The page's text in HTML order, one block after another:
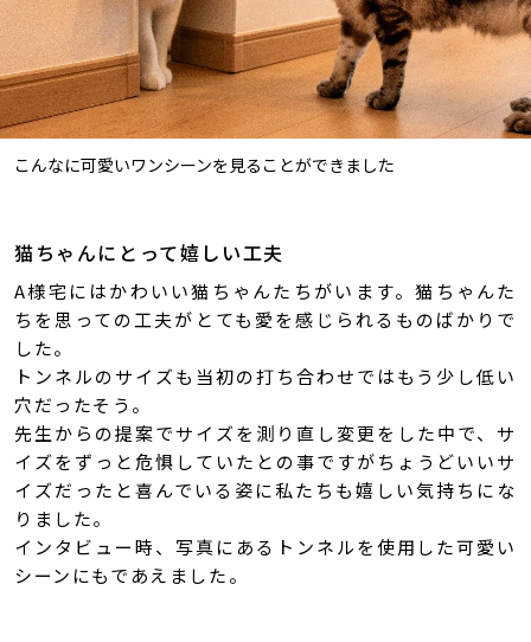
こんなに可愛いワンシーンを見ることができました
猫ちゃんにとって嬉しい工夫
A様宅にはかわいい猫ちゃんたちがいます。猫ちゃんた
ちを思っての工夫がとても愛を感じられるものばかりで
した。
トンネルのサイズも当初の打ち合わせではもう少し低い
穴だったそう。
先生からの提案でサイズを測り直し変更をした中で、サ
イズをずっと危惧していたとの事ですがちょうどいいサ
イズだったと喜んでいる姿に私たちも嬉しい気持ちにな
りました。
インタビュー時、写真にあるトンネルを使用した可愛い
シーンにもであえました。